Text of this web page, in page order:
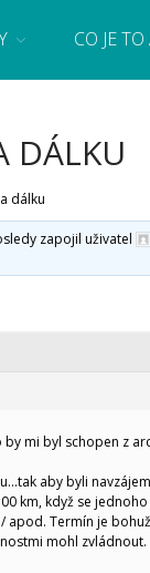
elektronikyCO JE
DÁLKU
dálku
zapojil uživatel
mi byl schopen z
aby byli
km, když se
apod. Termín je
mohl zvládnout.